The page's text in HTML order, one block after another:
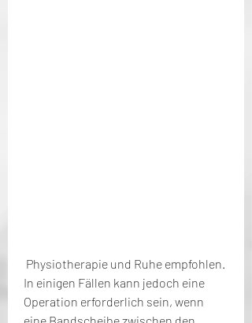
In einigen Fällen kann jedoch eine
Operation erforderlich sein, wenn